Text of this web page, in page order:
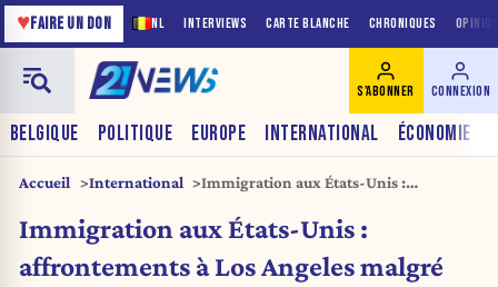
NL INTERVIEWS CARTE BLANCHE CHRONIQUES
♥FAIRE UN DON
BELGIQUE POLITIQUE EUROPE INTERNATIONAL ÉCONOMIE
S'ABONNER CONNEXION
Accueil International
Immigration aux États-Unis :
l’arrivée de la Garde nationale
Immigration aux États-Unis :
affrontements à Los Angeles malgré